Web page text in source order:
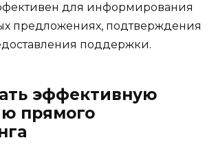
для информирования
предложениях, подтверждения
поддержки.
эффективную
прямого